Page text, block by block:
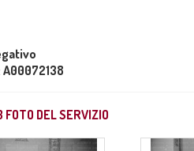
A00072138
FOTO DEL SERVIZIO